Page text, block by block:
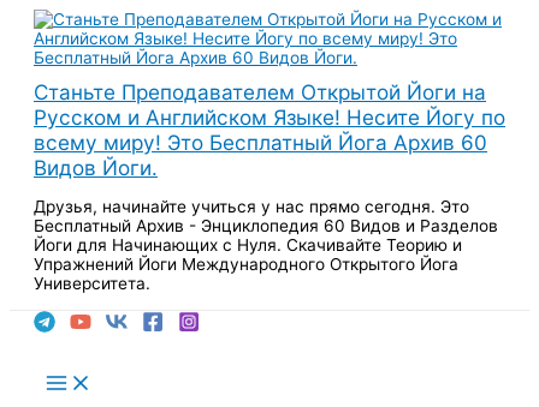
Перейти
содержимому
Станьте Преподавателем Открытой Йоги на
Русском и Английском Языке! Несите Йогу по
всему миру! Это Бесплатный Йога Архив 60
Видов Йоги.
Друзья, начинайте учиться у нас прямо сегодня. Это
Бесплатный Архив - Энциклопедия 60 Видов и Разделов
Йоги для Начинающих с Нуля. Скачивайте Теорию и
Упражнений Йоги Международного Открытого Йога
Университета.
Main
Menu